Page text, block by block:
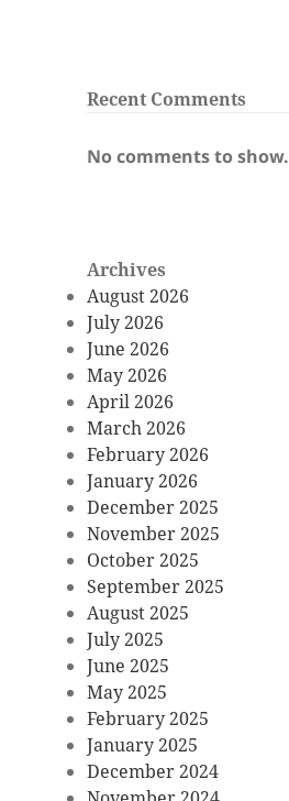
Recent Comments
No comments to show.
Archives
August 2026
July 2026
June 2026
May 2026
April 2026
March 2026
February 2026
January 2026
December 2025
November 2025
October 2025
September 2025
August 2025
July 2025
June 2025
May 2025
February 2025
January 2025
December 2024